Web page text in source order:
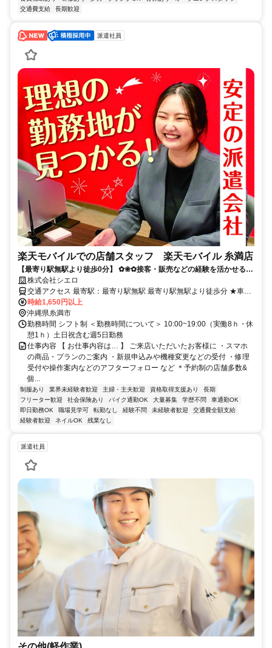
交通費支給
長期歓迎
派遣社員
楽天モバイルでの店舗スタッフ 楽天モバイル 糸満店
【最寄り駅無駅より徒歩0分】 ✿❀✿接客・販売などの経験を活かせる
✿❀✿ 【高収入&理想の勤務地】で自分らしく働こう★
株式会社シエロ
交通アクセス 最寄駅：最寄り駅無駅 最寄り駅無駅より徒歩分 ★車・
バイク通勤OK
時給1,650円以上
沖縄県糸満市
勤務時間 シフト制 ＜勤務時間について＞ 10:00~19:00（実働8ｈ・休
憩1ｈ）土日祝含む週5日勤務
仕事内容 【 お仕事内容は… 】 ご来店いただいたお客様に ・スマホ
の商品・プランのご案内 ・新規申込みや機種変更などの受付 ・修理
受付や操作案内などのアフターフォロー など ＊予約制の店舗多数&
個...
制服あり 業界未経験者歓迎 主婦・主夫歓迎 資格取得支援あり
長期
フリーター歓迎
社会保険あり バイク通勤OK 大量募集 学歴不問
車通勤OK
即日勤務OK
職場見学可 転勤なし 経験不問 未経験者歓迎
交通費全額支給
経験者歓迎
ネイルOK 残業なし
派遣社員